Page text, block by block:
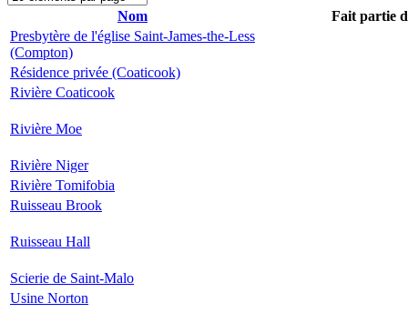
Nom
Fait partie
Presbytère de l'église Saint-James-the-Less
(Compton)
Résidence privée (Coaticook)
Rivière Coaticook
Rivière Moe
Rivière Niger
Rivière Tomifobia
Ruisseau Brook
Ruisseau Hall
Scierie de Saint-Malo
Usine Norton